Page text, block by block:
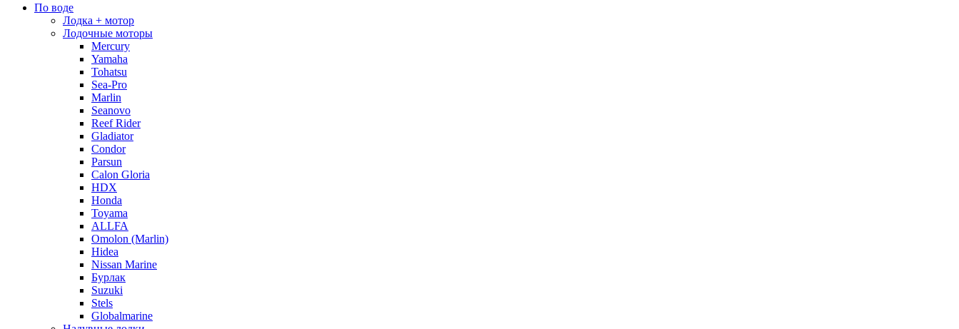
По воде
Лодка + мотор
Лодочные моторы
Mercury
Yamaha
Tohatsu
Sea-Pro
Marlin
Seanovo
Reef Rider
Gladiator
Condor
Parsun
Calon Gloria
HDX
Honda
Toyama
ALLFA
Omolon (Marlin)
Hidea
Nissan Marine
Бурлак
Suzuki
Stels
Globalmarine